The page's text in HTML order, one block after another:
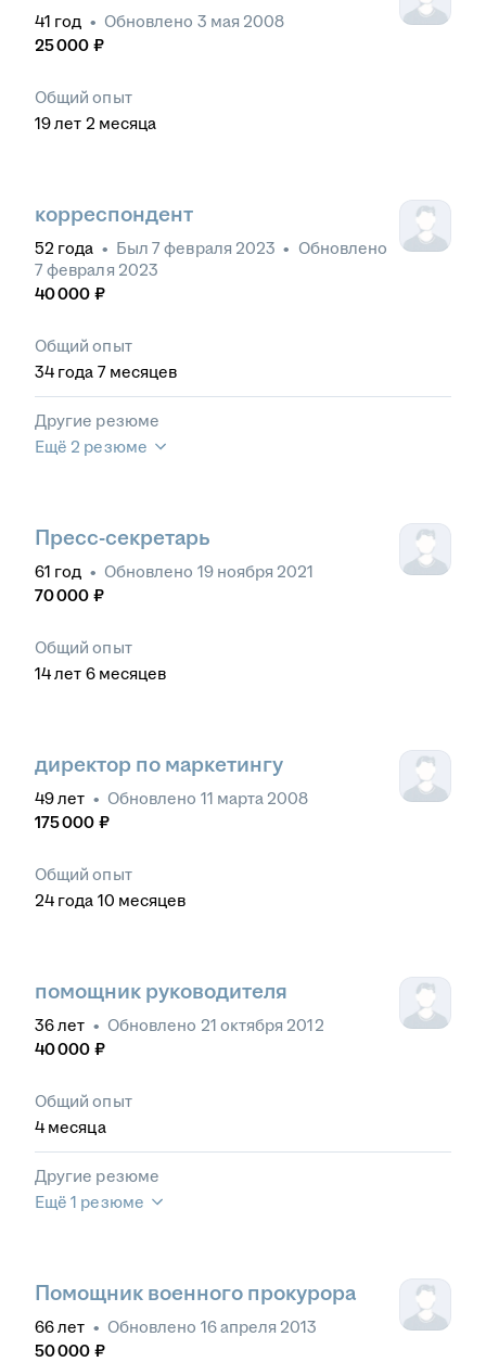
41 год • Обновлено 3 мая 2008
25 000 ₽
Общий опыт
19лет 2 месяца
корреспондент
52 года • Был 7 февраля 2023 • Обновлено
7 февраля 2023
40 000 ₽
Общий опыт
34 года 7 месяцев
Другие резюме
Ещё 2 резюме
Пресс-секретарь
61 год • Обновлено 19 ноября 2021
70 000 ₽
Общий опыт
14лет 6 месяцев
директор по маркетингу
49лет • Обновлено 11 марта 2008
175 000 ₽
Общий опыт
24 года 10 месяцев
помощник руководителя
36лет • Обновлено 21 октября 2012
40 000 ₽
Общий опыт
4 месяца
Другие резюме
Ещё 1 резюме
Помощник военного прокурора
66лет • Обновлено 16 апреля 2013
50 000 ₽